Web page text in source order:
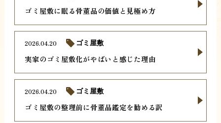
ゴミ屋敷に眠る骨董品の価値と見極め方
実家のゴミ屋敷化がやばいと感じた理由
2026.04.20 ゴミ屋敷
ゴミ屋敷の整理前に骨董品鑑定を勧める訳
2026.04.20 ゴミ屋敷